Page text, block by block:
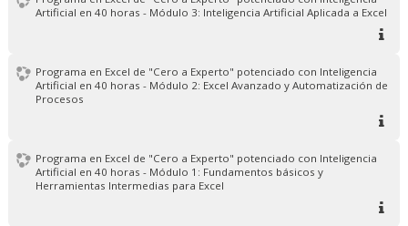
Artificial en 40 horas - Módulo 3: Inteligencia Artificial Aplicada a Excel
Programa en Excel de "Cero a Experto" potenciado con Inteligencia
Artificial en 40 horas - Módulo 2: Excel Avanzado y Automatización de
Procesos
Programa en Excel de "Cero a Experto" potenciado con Inteligencia
Artificial en 40 horas - Módulo 1: Fundamentos básicos y
Herramientas Intermedias para Excel